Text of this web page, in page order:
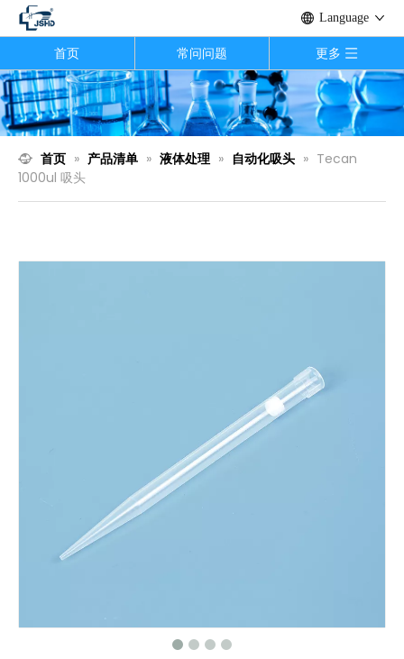
Language
首页 常问问题 更多
首页 » 产品清单 » 液体处理 » 自动化吸头 » Tecan
1000ul 吸头